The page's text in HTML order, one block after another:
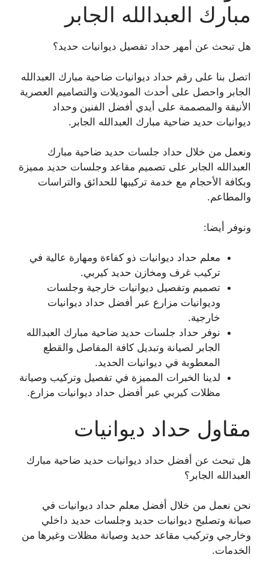
مبارك العبدالله الجابر
هل تبحث عن أمهر حداد تفصيل ديوانيات حديد؟
اتصل بنا على رقم حداد ديوانيات ضاحية مبارك العبدالله
الجابر واحصل على أحدث الموديلات والتصاميم العصرية
الأنيقة والمصممة على أيدي أفضل الفنين وحداد
ديوانيات حديد ضاحية مبارك العبدالله الجابر.
ونعمل من خلال حداد جلسات حديد ضاحية مبارك
العبدالله الجابر على تصميم مقاعد وجلسات حديد مميزة
وبكافة الأحجام مع خدمة تركيبها للحدائق والتراسات
والمطاعم.
ونوفر أيضا:
معلم حداد ديوانيات ذو كفاءة ومهارة عالية في
تركيب غرف ومخازن حديد كيربي.
تصميم وتفصيل ديوانيات خارجية وجلسات
وديوانيات مزارع عبر أفضل حداد ديوانيات
خارجية.
نوفر حداد جلسات حديد ضاحية مبارك العبدالله
الجابر لصيانة وتبديل كافة المفاصل والقطع
المعطوبة في ديوانيات الحديد.
لدينا الخبرات المميزة في تفصيل وتركيب وصيانة
مظلات كيربي عبر أفضل حداد ديوانيات مزارع.
مقاول حداد ديوانيات
هل تبحث عن أفضل حداد ديوانيات حديد ضاحية مبارك
العبدالله الجابر؟
نحن نعمل من خلال أفضل معلم حداد ديوانيات في
صيانة وتصليح ديوانيات حديد وجلسات حديد داخلي
وخارجي وتركيب مقاعد حديد وصيانة مظلات وغيرها من
الخدمات.